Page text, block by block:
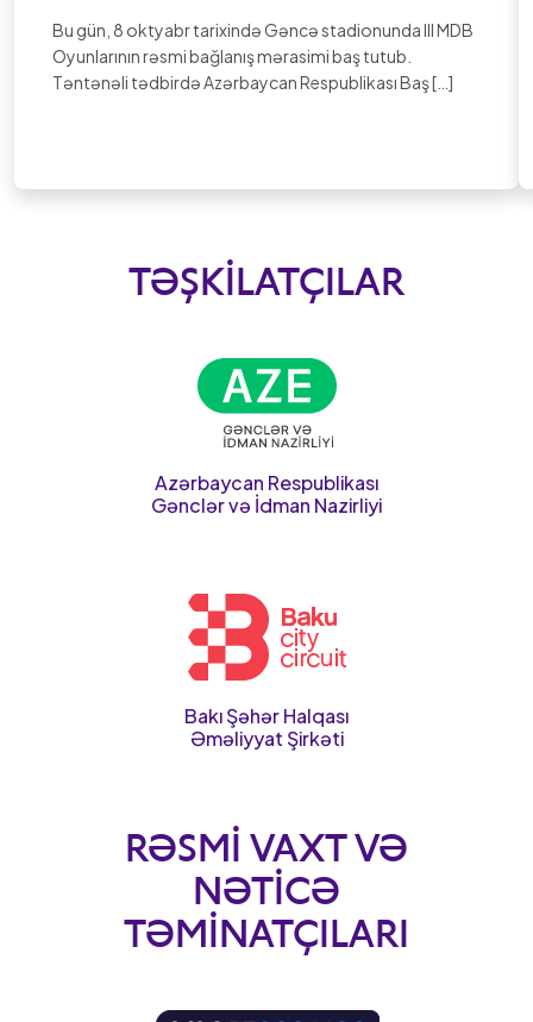
Bu gün, 8 oktyabr tarixində Gəncə stadionunda III MDB
Oyunlarının rəsmi bağlanış mərasimi baş tutub.
Təntənəli tədbirdə Azərbaycan Respublikası Baş […]
TƏŞKILATÇILAR
Azərbaycan Respublikası
Gənclər və İdman Nazirliyi
Bakı Şəhər Halqası
Əməliyyat Şirkəti
RƏSMI VAXT VƏ
NƏTICƏ
TƏMINATÇILARI